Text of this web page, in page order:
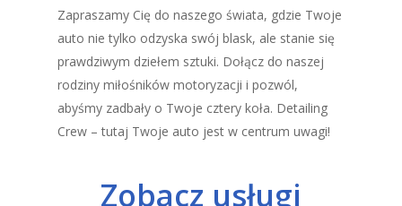
Zapraszamy Cię do naszego świata, gdzie Twoje
auto nie tylko odzyska swój blask, ale stanie się
prawdziwym dziełem sztuki. Dołącz do naszej
rodziny miłośników motoryzacji i pozwól,
abyśmy zadbały o Twoje cztery koła. Detailing
Crew – tutaj Twoje auto jest w centrum uwagi!
Zobacz usługi